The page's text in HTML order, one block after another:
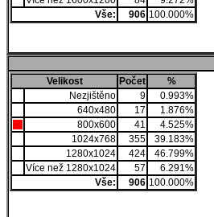
Vše:
906 100.000%
Velikost
Počet
%
Nezjištěno
9
0.993%
640x480
17
1.876%
800x600
41
4.525%
1024x768
355
39.183%
1280x1024
424
46.799%
Více než 1280x1024
57
6.291%
Vše:
906 100.000%